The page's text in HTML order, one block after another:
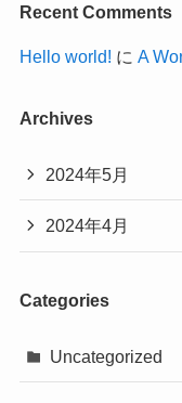
Recent Comments
Hello world! に A
Archives
2024年5月
2024年4月
Categories
Uncategorized